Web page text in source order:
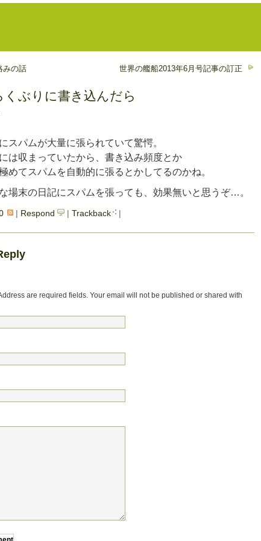
みの話 世界の艦船2013年6月号記事の訂正
くぶりに書き込んだら
スパムが大量に張られていて驚愕。
は収まっていたから、書き込み頻度とか
めてスパムを自動的に張るとかしてるのかね。
場末の日記にスパムを張っても、効果無いと思うぞ…。
| Respond | Trackback |
are required fields. Your email will not be published or shared with